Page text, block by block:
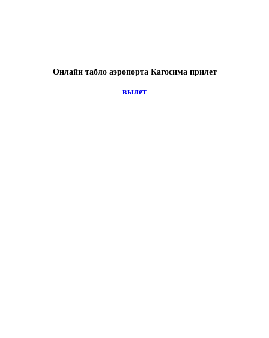
Онлайн табло аэропорта Кагосима прилет
вылет